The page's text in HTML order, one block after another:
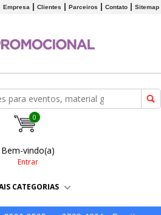
Empresa Clientes Parceiros Contato Sitemap
0
Bem-vindo(a)
Entrar
CATEGORIAS